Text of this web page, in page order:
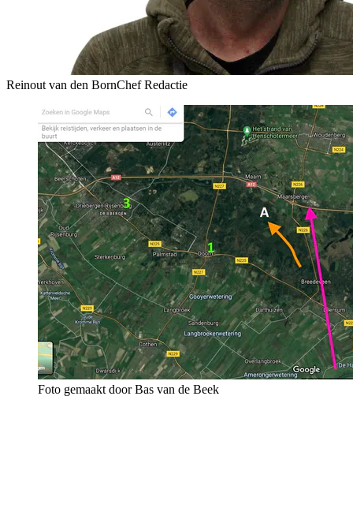
Reinout van den BornChef Redactie
Foto gemaakt door Bas van de Beek